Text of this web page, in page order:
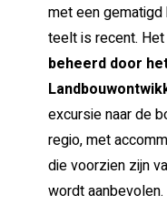
met een
teelt is recent. Het
beheerd door
excursie naar de
regio, met
die voorzien zijn
wordt